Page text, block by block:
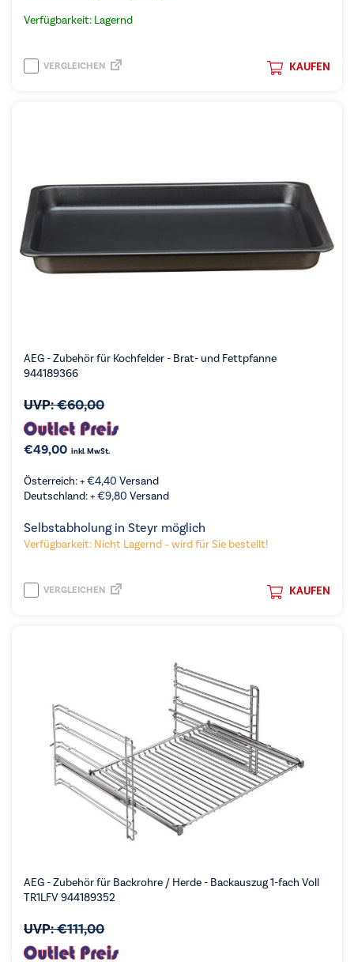
Verfügbarkeit: Lagernd
KAUFEN
VERGLEICHEN
AEG - Zubehör für Kochfelder - Brat- und Fettpfanne
944189366
UVP:€60,00
€49,00 inkl. MwSt.
Österreich: +€4,40 Versand
Deutschland: +€9,80 Versand
Selbstabholung in Steyr möglich
Verfügbarkeit: Nicht Lagernd – wird für Sie bestellt!
KAUFEN
VERGLEICHEN
AEG - Zubehör für Backrohre / Herde - Backauszug 1-fach Voll
TR1LFV 944189352
UVP:€111,00